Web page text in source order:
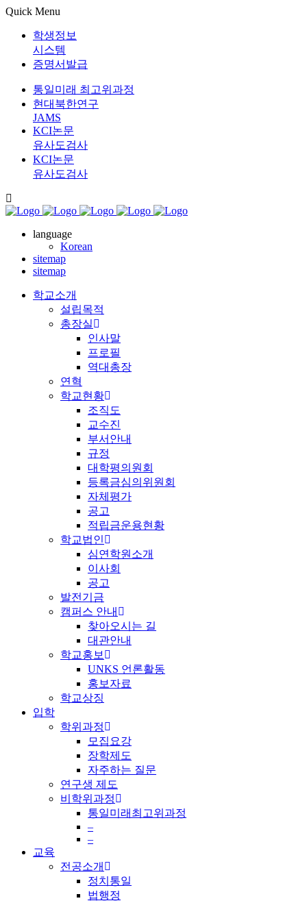
Quick Menu
학생정보
시스템
증명서발급
통일미래 최고위과정
현대북한연구
JAMS
KCI논문
유사도검사
KCI논문
유사도검사
language
Korean
sitemap
sitemap
학교소개
설립목적
총장실
인사말
프로필
역대총장
연혁
학교현황
조직도
교수진
부서안내
규정
대학평의원회
등록금심의위원회
자체평가
공고
적립금운용현황
학교법인
심연학원소개
이사회
공고
발전기금
캠퍼스 안내
찾아오시는 길
대관안내
학교홍보
UNKS 언론활동
홍보자료
학교상징
입학
학위과정
모집요강
장학제도
자주하는 질문
연구생 제도
비학위과정
통일미래최고위과정
–
–
교육
전공소개
정치통일
법행정